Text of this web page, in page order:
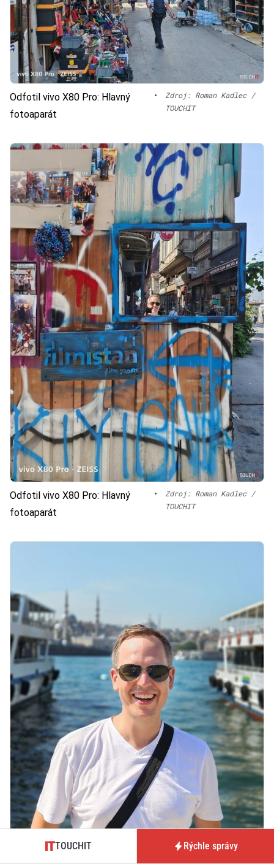
Odfotil vivo X80 Pro: Hlavný
fotoaparát
•
Zdroj: Roman Kadlec /
TOUCHIT
Odfotil vivo X80 Pro: Hlavný
fotoaparát
•
Zdroj: Roman Kadlec /
TOUCHIT
TOUCHIT Rýchle správy